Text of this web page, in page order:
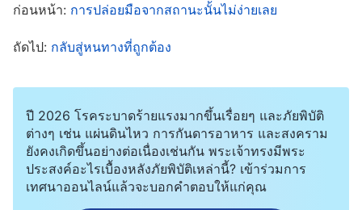
สามัคคีธรรมของพวกเขา นั่นเป็นประโยชน์ต่อฉัน มัน
ทำให้ฉันมีความสุขจริงๆ และเพลิดเพลินกับมันอย่าง
ใด ไม่มีใครอิจฉาน้องสาวคนนี้เลย มีฉันแค่คนเดียว
เมื่อใช้ชีวิตอยู่ในสภาวะเช่นนั้น ฉันจึงอธิษฐานต่อ
พระเจ้า ฉันพูดกับพระองค์ว่า “โอ้ พระเจ้า! ข้าพระองค์
ไม่อยากเป็นคนขึ้อิจฉา แต่ทุกครั้งที่ข้าพระองค์ได้ยิน
ก่อนหน้า: การปล่อยมือจากสถานะนั้นไม่ง่ายเลย
ถัดไป: กลับสู่หนทางที่ถูกต้อง
ปี 2026 โรคระบาดร้ายแรงมากขึ้นเรื่อยๆ และภัยพิบัติ
ต่างๆ เช่น แผ่นดินไหว การกันดารอาหาร และสงคราม
ยังคงเกิดขึ้นอย่างต่อเนื่องเช่นกัน พระเจ้าทรงมีพระ
ประสงค์อะไรเบื้องหลังภัยพิบัติเหล่านี้? เข้าร่วมการ
เทศนาออนไลน์แล้วจะบอกคำตอบให้แก่คุณ